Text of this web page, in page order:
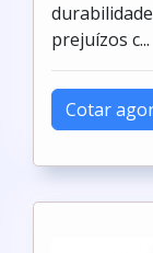
prejuízos c...
Cotar